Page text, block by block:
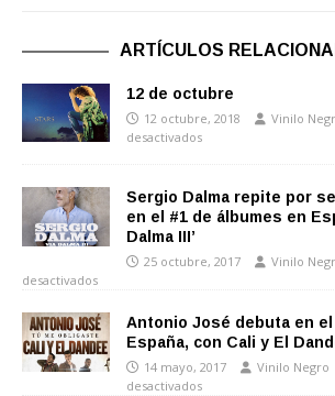
ARTÍCULOS
12 de octubre
12 octubre, 2018 Vinilo
desactivados
Sergio Dalma repite por
en el #1 de álbumes en
Dalma III’
25 octubre, 2017 Vinilo
desactivados
Antonio José debuta en el
España, con Cali y El
14 mayo, 2017 Vinilo Negro
desactivados